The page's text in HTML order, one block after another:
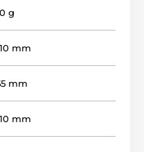
g
mm
mm
mm